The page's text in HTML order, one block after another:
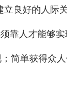
良好的人际
靠人才能够
简单获得众